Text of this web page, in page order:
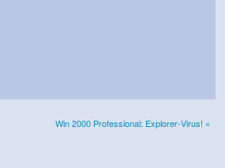
Win 2000 Professional: Explorer-Virus! »